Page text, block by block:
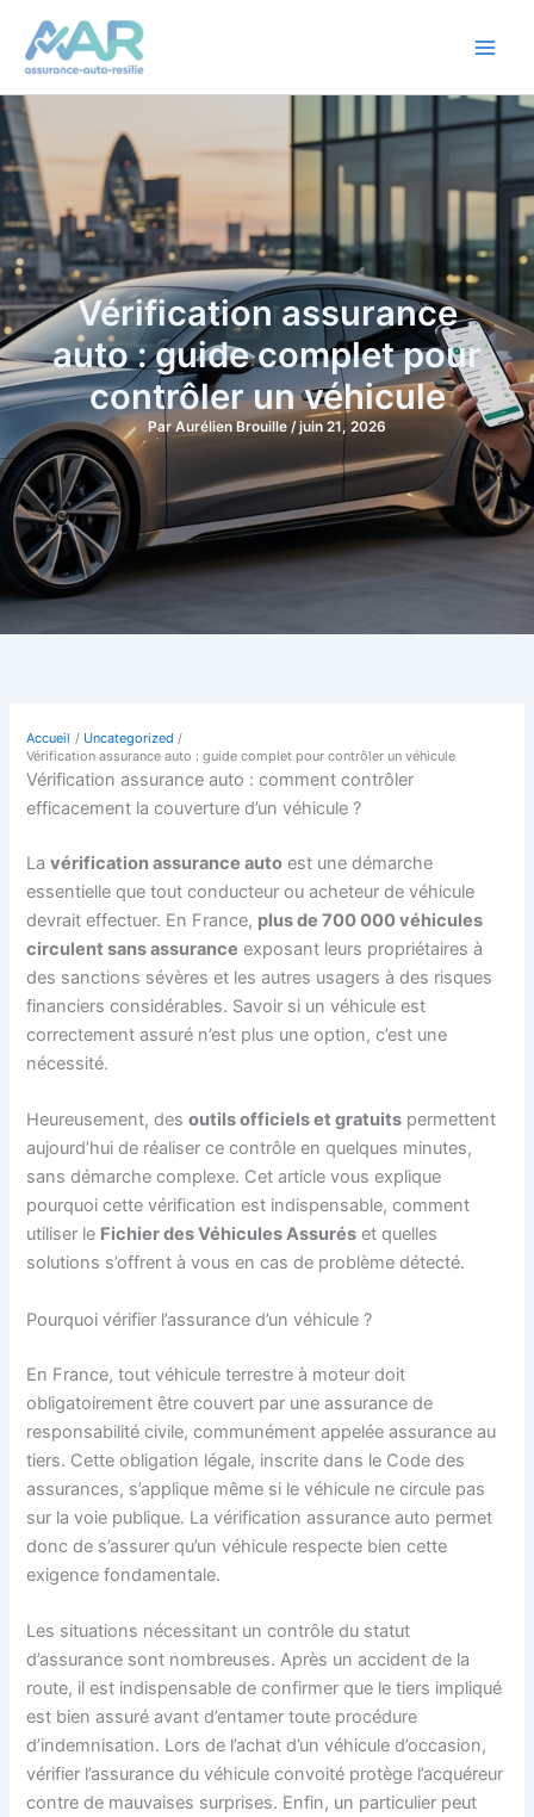
contenu
Vérification assurance
auto : guide complet pour
contrôler un véhicule
ParAurélien Brouille /juin 21, 2026
Accueil
Uncategorized
Vérification assurance auto : guide complet pour contrôler un véhicule
Vérification assurance auto : comment contrôler
efficacement la couverture d’un véhicule ?
Lavérification assurance auto est une démarche
essentielle que tout conducteur ou acheteur de véhicule
devrait effectuer. En France, plus de 700 000 véhicules
circulent sans assurance exposant leurs propriétaires à
des sanctions sévères et les autres usagers à des risques
financiers considérables. Savoir si un véhicule est
correctement assuré n’est plus une option, c’est une
nécessité.
Heureusement, desoutils officiels et gratuits permettent
aujourd’hui de réaliser ce contrôle en quelques minutes,
sans démarche complexe. Cet article vous explique
pourquoi cette vérification est indispensable, comment
utiliser le Fichier des Véhicules Assurés et quelles
solutions s’offrent à vous en cas de problème détecté.
Pourquoi vérifier l’assurance d’un véhicule ?
En France, tout véhicule terrestre à moteur doit
obligatoirement être couvert par une assurance de
responsabilité civile, communément appelée assurance au
tiers. Cette obligation légale, inscrite dans le Code des
assurances, s’applique même si le véhicule ne circule pas
sur la voie publique. La vérification assurance auto permet
donc de s’assurer qu’un véhicule respecte bien cette
exigence fondamentale.
Les situations nécessitant un contrôle du statut
d’assurance sont nombreuses. Après un accident de la
route, il est indispensable de confirmer que le tiers impliqué
est bien assuré avant d’entamer toute procédure
d’indemnisation. Lors de l’achat d’un véhicule d’occasion,
vérifier l’assurance du véhicule convoité protège l’acquéreur
contre de mauvaises surprises. Enfin, un particulier peut